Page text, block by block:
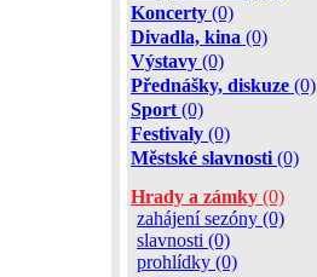
Koncerty (0)
Divadla, kina (0)
Výstavy (0)
Přednášky, diskuze (0)
Sport (0)
Festivaly (0)
Městské slavnosti (0)
Hrady a zámky (0)
zahájení sezóny (0)
slavnosti (0)
prohlídky (0)